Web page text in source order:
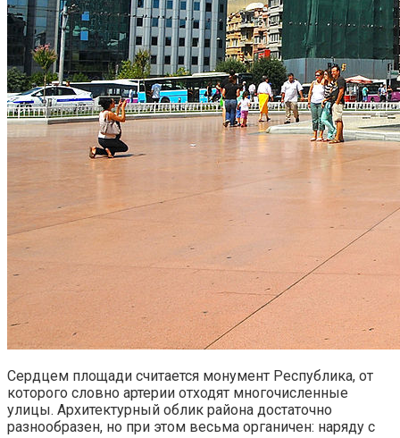
Сердцем площади считается монумент Республика, от
которого словно артерии отходят многочисленные
улицы. Архитектурный облик района достаточно
разнообразен, но при этом весьма органичен: наряду с